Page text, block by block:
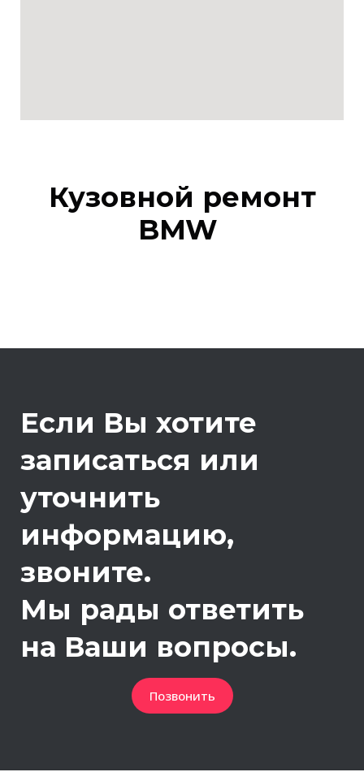
Кузовной ремонт
BMW
Если Вы хотите
записаться или
уточнить
информацию,
звоните.
Мы рады ответить
на Ваши вопросы.
Позвонить